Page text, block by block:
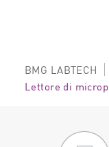
BMG LABTECH
Lettore di